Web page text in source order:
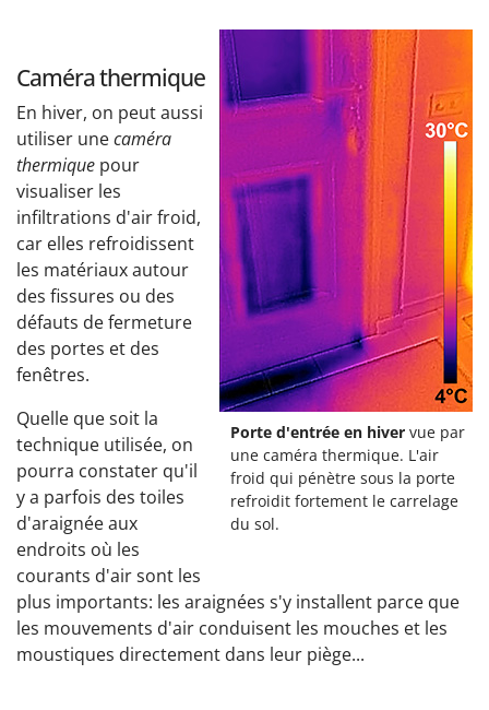
Porte d'entrée en hiver vue par
une caméra thermique. L'air
froid qui pénètre sous la porte
refroidit fortement le carrelage
du sol.
Caméra thermique
En hiver, on peut aussi
utiliser unecaméra
thermique pour
visualiser les
infiltrations d'air froid,
car elles refroidissent
les matériaux autour
des fissures ou des
défauts de fermeture
des portes et des
fenêtres.
Quelle que soit la
technique utilisée, on
pourra constater qu'il
y a parfois des toiles
d'araignée aux
endroits où les
courants d'air sont les
plus importants: les araignées s'y installent parce que
les mouvements d'air conduisent les mouches et les
moustiques directement dans leur piège...